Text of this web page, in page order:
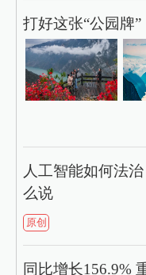
打好这张“公园牌
人工智能如何法
么说
原创
同比增长156.9%